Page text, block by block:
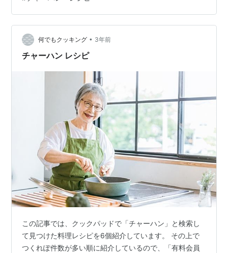
何でもクッキング • 3年前
チャーハン レシピ
この記事では、クックパッドで「チャーハン」と検索し
て見つけた料理レシピを6個紹介しています。 その上で
つくれぽ件数が多い順に紹介しているので、「有料会員